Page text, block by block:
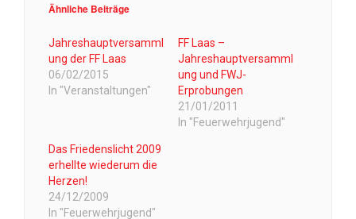
Ähnliche Beiträge
Jahreshauptversamml
ung der FF Laas
06/02/2015
In "Veranstaltungen"
FF Laas –
Jahreshauptversamml
ung und FWJ-
Erprobungen
21/01/2011
In "Feuerwehrjugend"
Das Friedenslicht 2009
erhellte wiederum die
Herzen!
24/12/2009
In "Feuerwehrjugend"